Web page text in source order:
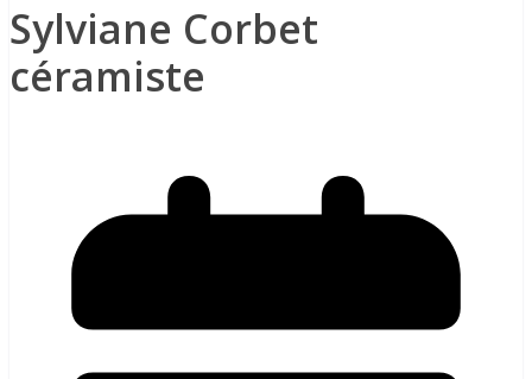
Sylviane Corbet
céramiste